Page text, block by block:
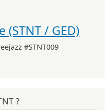
(STNT / GED)
#STNT009
?